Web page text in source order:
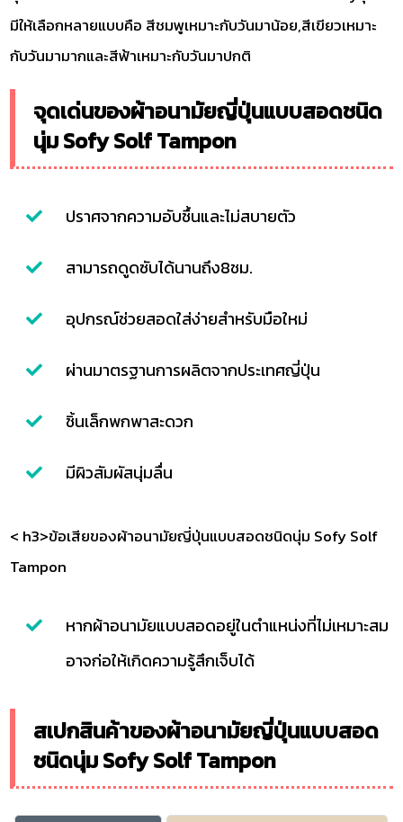
มีให้เลือกหลายแบบคือ สีชมพูเหมาะกับวันมาน้อย,สีเขียวเหมาะ
กับวันมามากและสีฟ้าเหมาะกับวันมาปกติ
จุดเด่นของผ้าอนามัยญี่ปุ่นแบบสอดชนิด
นุ่ม Sofy Solf Tampon
ปราศจากความอับชื้นและไม่สบายตัว
สามารถดูดซับได้นานถึง8ชม.
อุปกรณ์ช่วยสอดใส่ง่ายสำหรับมือใหม่
ผ่านมาตรฐานการผลิตจากประเทศญี่ปุ่น
ชิ้นเล็กพกพาสะดวก
มีผิวสัมผัสนุ่มลื่น
< h3>ข้อเสียของผ้าอนามัยญี่ปุ่นแบบสอดชนิดนุ่ม Sofy Solf
Tampon
หากผ้าอนามัยแบบสอดอยู่ในตำแหน่งที่ไม่เหมาะสม
อาจก่อให้เกิดความรู้สึกเจ็บได้
สเปกสินค้าของผ้าอนามัยญี่ปุ่นแบบสอด
ชนิดนุ่ม Sofy Solf Tampon